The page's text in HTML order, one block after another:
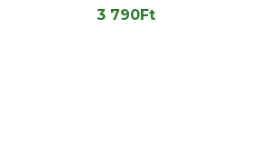
3 790Ft